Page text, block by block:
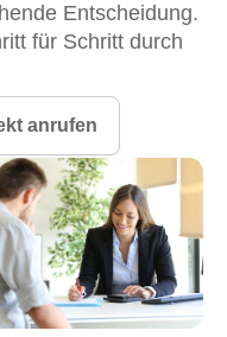
Entscheidung.
für Schritt durch
anrufen